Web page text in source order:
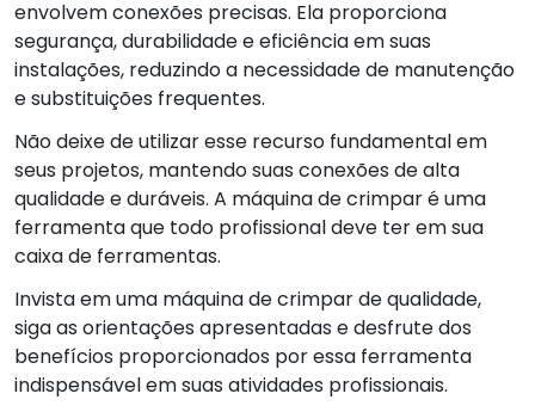
envolvem conexões precisas. Ela proporciona
segurança, durabilidade e eficiência em suas
instalações, reduzindo a necessidade de manutenção
e substituições frequentes.
Não deixe de utilizar esse recurso fundamental em
seus projetos, mantendo suas conexões de alta
qualidade e duráveis. A máquina de crimpar é uma
ferramenta que todo profissional deve ter em sua
caixa de ferramentas.
Invista em uma máquina de crimpar de qualidade,
siga as orientações apresentadas e desfrute dos
benefícios proporcionados por essa ferramenta
indispensável em suas atividades profissionais.